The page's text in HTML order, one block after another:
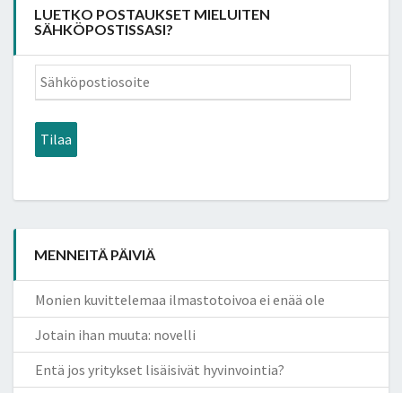
LUETKO POSTAUKSET MIELUITEN
SÄHKÖPOSTISSASI?
Sähköpostiosoite
Tilaa
MENNEITÄ PÄIVIÄ
Monien kuvittelemaa ilmastotoivoa ei enää ole
Jotain ihan muuta: novelli
Entä jos yritykset lisäisivät hyvinvointia?